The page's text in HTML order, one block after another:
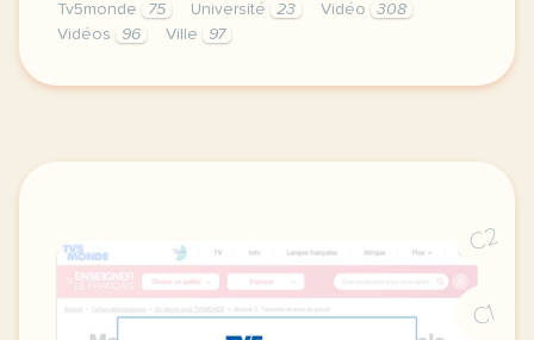
Tv5monde
75 Université 23 Vidéo
308
Vidéos
96 Ville 97
le respect de votre vie privee est une priorite
C2
C1